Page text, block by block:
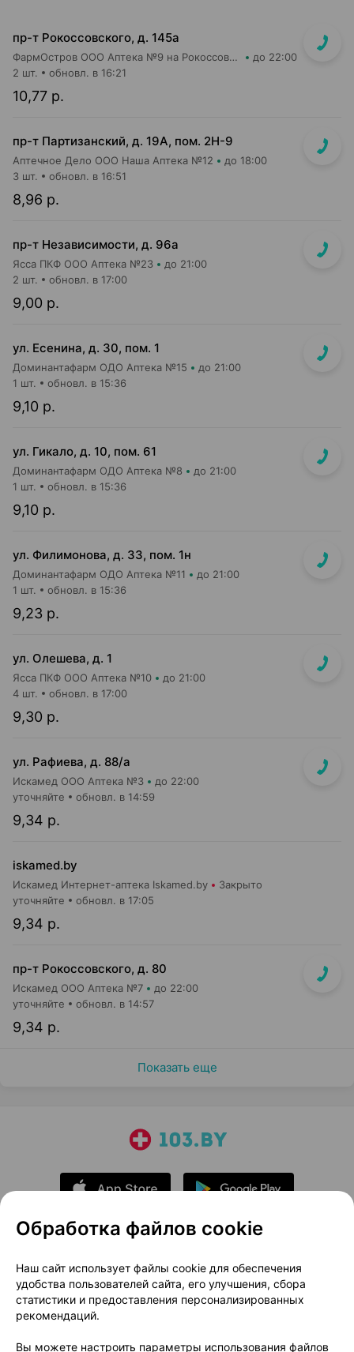
пр-т Рокоссовского, д. 145а
ФармОстров ООО Аптека №9 на Рокоссовского до 22:00
10,77 р.
2 шт. обновл. в 16:21
пр-т Партизанский, д. 19А, пом. 2Н-9
Аптечное Дело ООО Наша Аптека №12 до 18:00
8,96 р.
3 шт. обновл. в 16:51
пр-т Независимости, д. 96а
Ясса ПКФ ООО Аптека №23 до 21:00
9,00 р.
2 шт. обновл. в 17:00
ул. Есенина, д. 30, пом. 1
Доминантафарм ОДО Аптека №15 до 21:00
9,10 р.
1 шт. обновл. в 15:36
ул. Гикало, д. 10, пом. 61
Доминантафарм ОДО Аптека №8 до 21:00
9,10 р.
1 шт. обновл. в 15:36
ул. Филимонова, д. 33, пом. 1н
Доминантафарм ОДО Аптека №11 до 21:00
9,23 р.
1 шт. обновл. в 15:36
ул. Олешева, д. 1
Ясса ПКФ ООО Аптека №10 до 21:00
9,30 р.
4 шт. обновл. в 17:00
ул. Рафиева, д. 88/а
Искамед ООО Аптека №3 до 22:00
9,34 р.
уточняйте обновл. в 14:59
iskamed.by
Искамед Интернет-аптека Iskamed.by Закрыто
9,34 р.
уточняйте обновл. в 17:05
пр-т Рокоссовского, д. 80
Искамед ООО Аптека №7 до 22:00
9,34 р.
уточняйте обновл. в 14:57
Показать еще
О проекте
Новости проекта
Размещение рекламы
Медицинский маркетинг
Публичный договор
Доставка
Обработка файлов cookie
Наш сайт использует файлы cookie для обеспечения
удобства пользователей сайта, его улучшения, сбора
статистики и предоставления персонализированных
рекомендаций.
Вы можете настроить параметры использования файлов